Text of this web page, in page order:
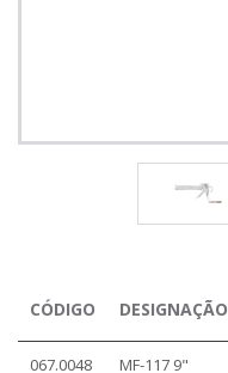
CÓDIGO DESIGNAÇÃO
067.0048 MF-117 9"